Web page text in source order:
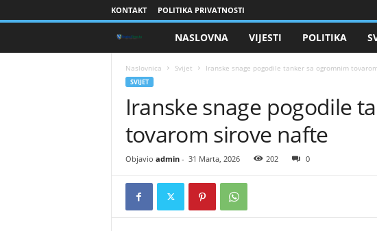
KONTAKT POLITIKA PRIVATNOSTI
i
c
NASLOVNA VIJESTI POLITIKA
Naslovnica Svijet Iranske snage pogodile tanker sa ogromnim
SVIJET
Iranske snage pogodile
tovarom sirove nafte
Objavio admin- 31 Marta, 2026 202 0